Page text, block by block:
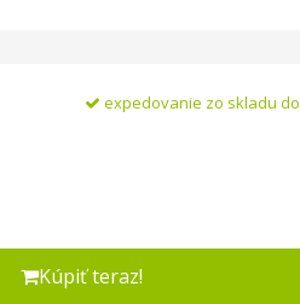
expedovanie zo skladu
Kúpiť teraz!